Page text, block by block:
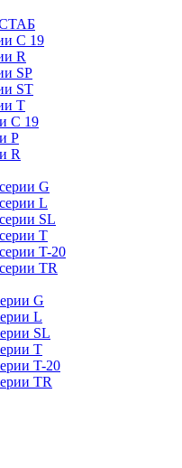
C 19
R
SP
ST
T
C 19
P
R
G
L
SL
T
T-20
TR
G
L
SL
T
T-20
TR